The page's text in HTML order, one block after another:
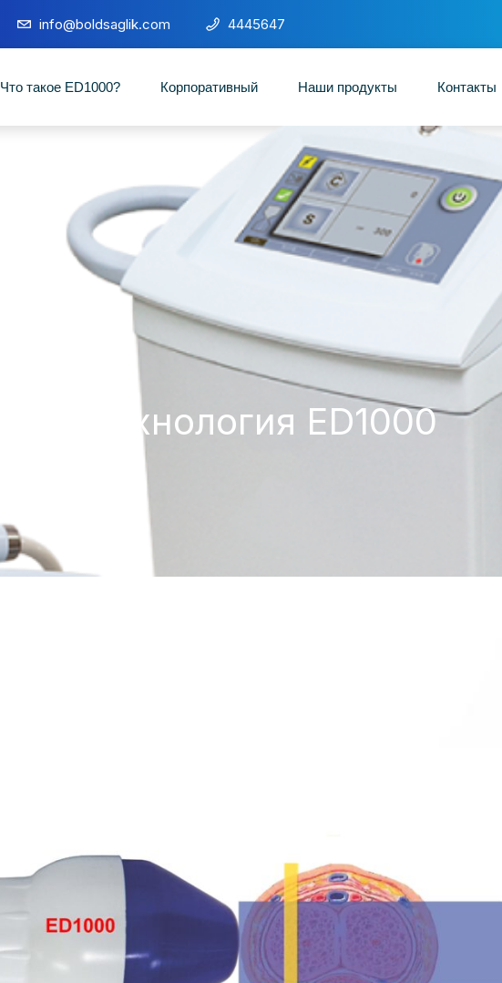
info@boldsaglik.com 4445647
Что такое ED1000? Корпоративный Наши продукты Контакты
Технология ED1000